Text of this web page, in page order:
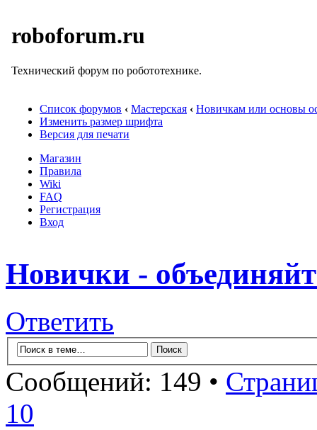
roboforum.ru
Технический форум по робототехнике.
Список форумов ‹ Мастерская ‹ Новичкам или основы
Изменить размер шрифта
Версия для печати
Магазин
Правила
Wiki
FAQ
Регистрация
Вход
Новички -
Ответить
Сообщений: 149 •
10